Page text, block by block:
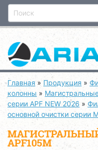
Главная » Продукция »
колонны »
серии APF NEW 2026 »
основной очистки серии
APF105M